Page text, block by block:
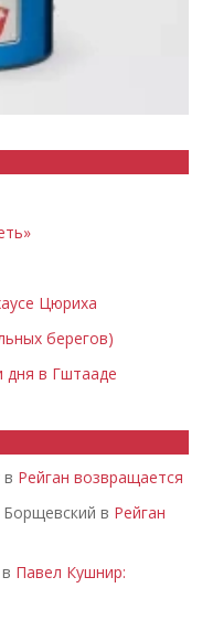
Цюриха
берегов)
дня в Гштааде
в Рейган возвращается
в Рейган
Павел Кушнир: